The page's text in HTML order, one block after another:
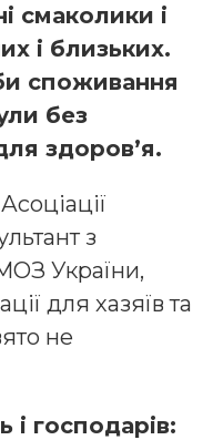
смаколики і
і близьких.
споживання
без
здоров’я.
з
України,
для хазяїв та
не
господарів: